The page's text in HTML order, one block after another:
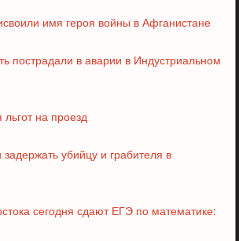
имя героя войны в Афганистане
пострадали в аварии в Индустриальном
на проезд
убийцу и грабителя в
сегодня сдают ЕГЭ по математике: